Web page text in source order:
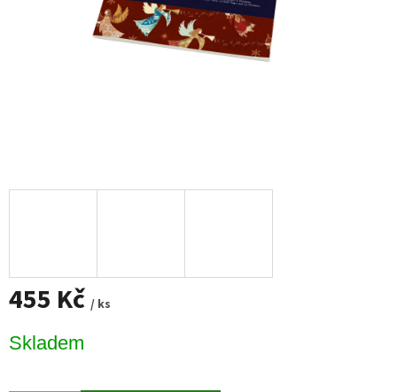
455 Kč / ks
cena:
Skladem